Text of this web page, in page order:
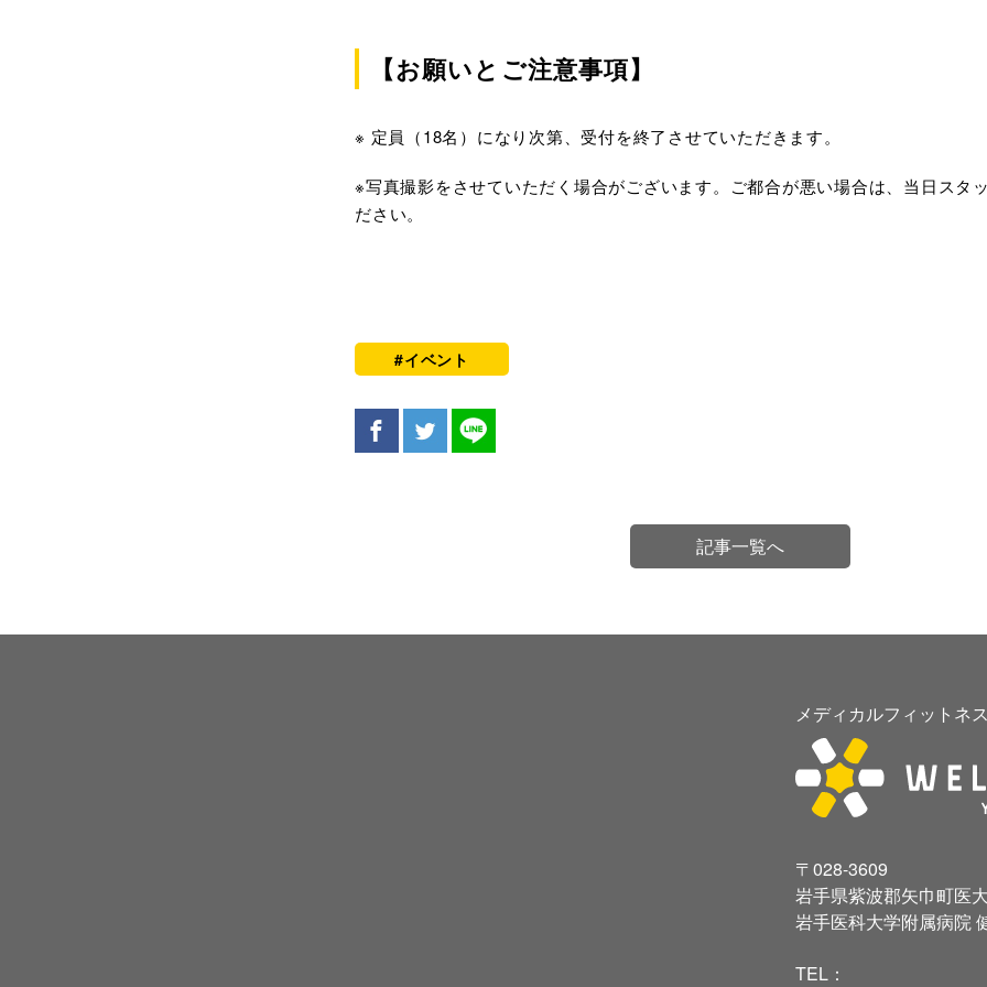
【お願いとご注意事項】
※ 定員（18名）になり次第、受付を終了させていただきます。
※写真撮影をさせていただく場合がございます。ご都合が悪い場合は、当日スタ
ださい。
#イベント
記事一覧へ
メディカルフィットネ
〒028-3609
岩手県紫波郡矢巾町医
岩手医科大学附属病院
TEL：